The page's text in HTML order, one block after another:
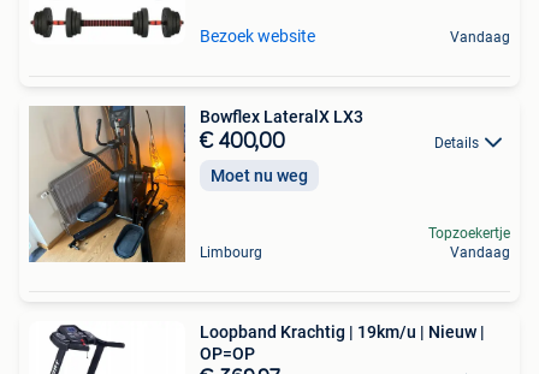
Bezoek website Vandaag
Bowflex LateralX LX3
€ 400,00 Details
Moet nu weg
Limbourg
Topzoekertje
Vandaag
Loopband Krachtig | 19km/u | Nieuw |
OP=OP